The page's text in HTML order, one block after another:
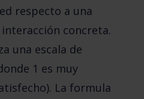
respecto a una
concreta.
una escala de
1 es muy
La formula